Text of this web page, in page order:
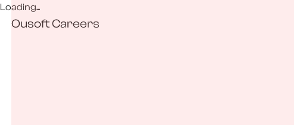
Ousoft Careers
Loading...